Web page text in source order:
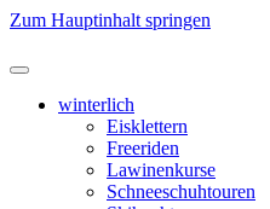
Zum Hauptinhalt springen
winterlich
Eisklettern
Freeriden
Lawinenkurse
Schneeschuhtouren